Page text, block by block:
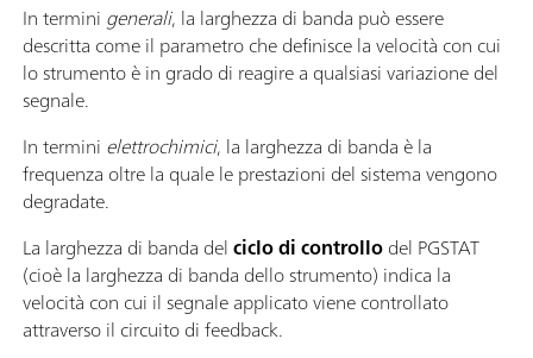
In termini generali, la larghezza di banda può essere
descritta come il parametro che definisce la velocità con cui
lo strumento è in grado di reagire a qualsiasi variazione del
segnale.
In termini elettrochimici, la larghezza di banda è la
frequenza oltre la quale le prestazioni del sistema vengono
degradate.
La larghezza di banda delciclo di controllodel PGSTAT
(cioè la larghezza di banda dello strumento) indica la
velocità con cui il segnale applicato viene controllato
attraverso il circuito di feedback.